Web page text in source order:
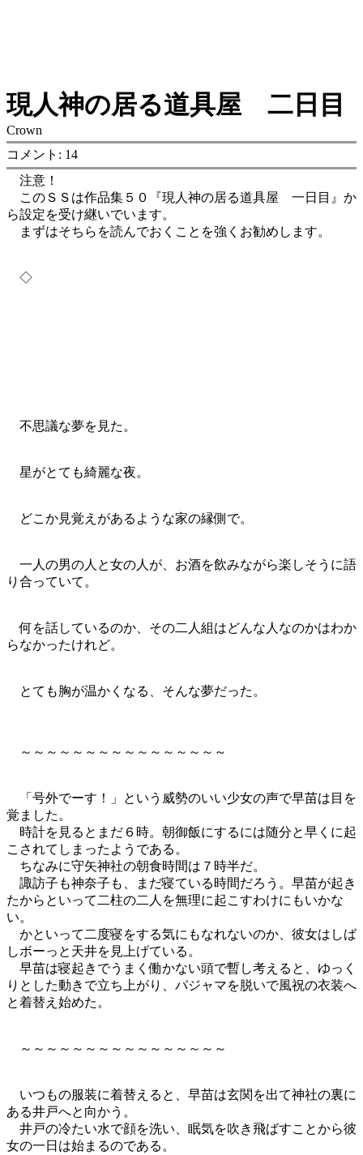
現人神の居る道具屋 二日目
Crown
コメント: 14
注意！
このＳＳは作品集５０『現人神の居る道具屋 一日目』か
ら設定を受け継いでいます。
まずはそちらを読んでおくことを強くお勧めします。
◇
不思議な夢を見た。
星がとても綺麗な夜。
どこか見覚えがあるような家の縁側で。
一人の男の人と女の人が、お酒を飲みながら楽しそうに語
り合っていて。
何を話しているのか、その二人組はどんな人なのかはわか
らなかったけれど。
とても胸が温かくなる、そんな夢だった。
～～～～～～～～～～～～～～～～
「号外でーす！」という威勢のいい少女の声で早苗は目を
覚ました。
時計を見るとまだ６時。朝御飯にするには随分と早くに起
こされてしまったようである。
ちなみに守矢神社の朝食時間は７時半だ。
諏訪子も神奈子も、まだ寝ている時間だろう。早苗が起き
たからといって二柱の二人を無理に起こすわけにもいかな
い。
かといって二度寝をする気にもなれないのか、彼女はしば
しボーっと天井を見上げている。
早苗は寝起きでうまく働かない頭で暫し考えると、ゆっく
りとした動きで立ち上がり、パジャマを脱いで風祝の衣装へ
と着替え始めた。
～～～～～～～～～～～～～～～～
いつもの服装に着替えると、早苗は玄関を出て神社の裏に
ある井戸へと向かう。
井戸の冷たい水で顔を洗い、眠気を吹き飛ばすことから彼
女の一日は始まるのである。